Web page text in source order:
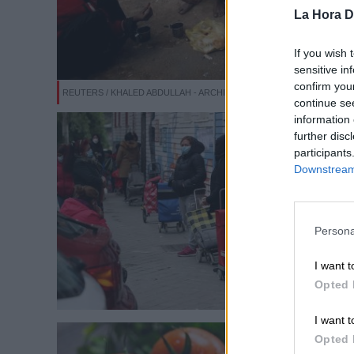
La Hora
If you wish
sensitive
confirm
continue
information
further
I want
Opted
I want
Opted
REUTERS / KHALED ABDULLAH - ARCHIVO